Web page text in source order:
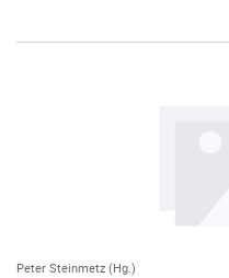
Peter Steinmetz (Hg.)